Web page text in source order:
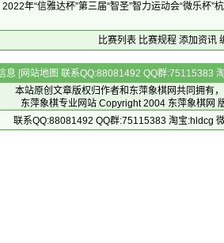
年“信雅达杯”第三届“智圣”智力运动会“微乐杯
比赛列表 比赛规程 添加资讯
息 [网站地图 联系QQ:88081492 QQ群:75115383
本站原创文章版权归作者和 东萍象棋网共同拥有
东萍象棋专业网站 Copyright 2004 东萍象棋网
联系QQ:88081492 QQ群:75115383 淘宝:hldcg